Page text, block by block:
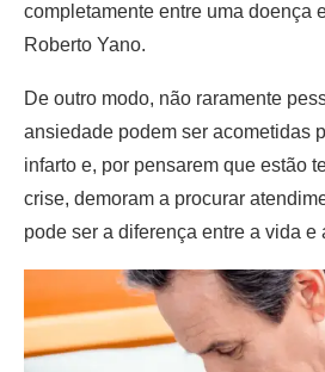
completamente entre uma doença
Roberto Yano.
De outro modo, não raramente
ansiedade podem ser acometidas
infarto e, por pensarem que estão
crise, demoram a procurar
pode ser a diferença entre a vida e